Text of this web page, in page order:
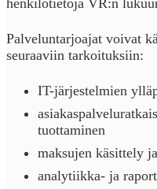
Palveluntarjoajat voivat
seuraaviin tarkoituksiin:
IT-järjestelmien
tuottaminen
maksujen käsittely
analytiikka- ja